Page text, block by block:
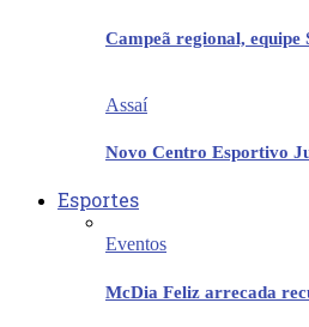
Campeã regional, equipe
Assaí
Novo Centro Esportivo
Esportes
Eventos
McDia Feliz arrecada